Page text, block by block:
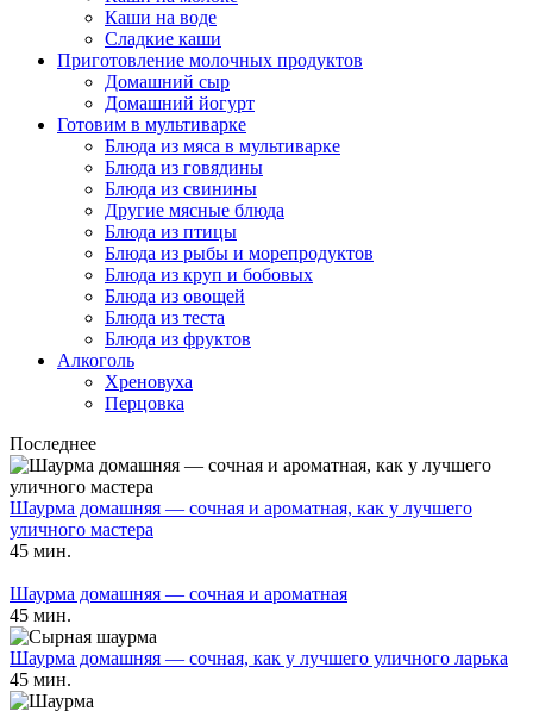
Каши на воде
Сладкие каши
Приготовление молочных продуктов
Домашний сыр
Домашний йогурт
Готовим в мультиварке
Блюда из мяса в мультиварке
Блюда из говядины
Блюда из свинины
Другие мясные блюда
Блюда из птицы
Блюда из рыбы и морепродуктов
Блюда из круп и бобовых
Блюда из овощей
Блюда из теста
Блюда из фруктов
Алкоголь
Хреновуха
Перцовка
Последнее
Шаурма домашняя — сочная и ароматная, как у лучшего
уличного мастера
45 мин.
Шаурма домашняя — сочная и ароматная
45 мин.
Шаурма домашняя — сочная, как у лучшего уличного ларька
45 мин.